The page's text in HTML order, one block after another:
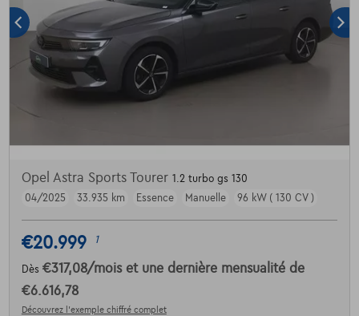
Opel Astra Sports Tourer 1.2 turbo gs 130
04/2025
33.935 km Essence Manuelle 96 kW ( 130 CV )
€20.999 1
Dès €317,08/mois et une dernière mensualité de
€6.616,78
Découvrez l’exemple chiffré complet